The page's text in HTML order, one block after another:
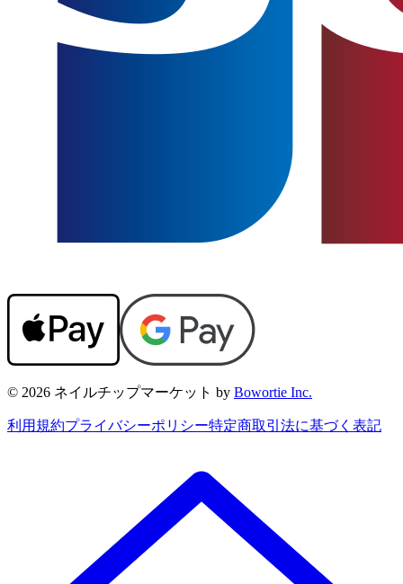
© 2026 ネイルチップマーケット by Bowortie Inc.
利用規約プライバシーポリシー特定商取引法に基づく表記